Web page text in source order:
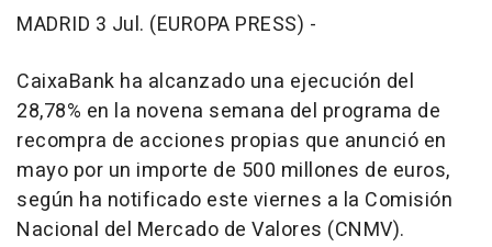
MADRID 3 Jul. (EUROPA PRESS) -
CaixaBank ha alcanzado una ejecución del
28,78% en la novena semana del programa de
recompra de acciones propias que anunció en
mayo por un importe de 500 millones de euros,
según ha notificado este viernes a la Comisión
Nacional del Mercado de Valores (CNMV).